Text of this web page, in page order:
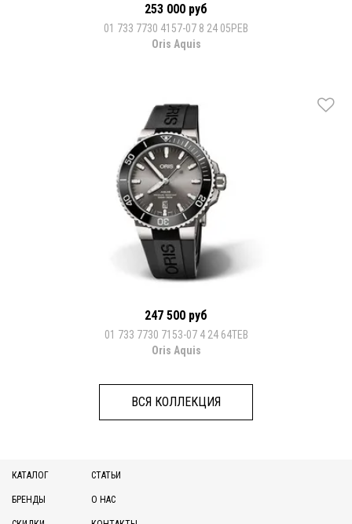
253 000 руб
01 733 7730 4157-07 8 24 05PEB
Oris Aquis
247 500 руб
01 733 7730 7153-07 4 24 64TEB
Oris Aquis
ВСЯ КОЛЛЕКЦИЯ
КАТАЛОГ
БРЕНДЫ
СТАТЬИ
О НАС